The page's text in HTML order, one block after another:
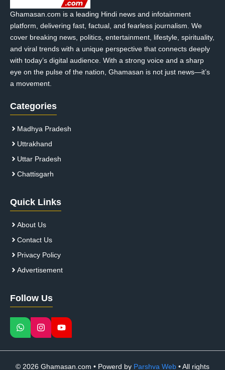
Ghamasan.com is a leading Hindi news and infotainment
platform, delivering fast, factual, and fearless journalism. We
cover breaking news, politics, entertainment, lifestyle, spirituality,
and viral trends with a unique perspective that connects deeply
with today’s digital audience. With a strong voice and a sharp
eye on the pulse of the nation, Ghamasan is not just news—it’s
a movement.
Categories
Madhya Pradesh
Uttrakhand
Uttar Pradesh
Chattisgarh
Quick Links
About Us
Contact Us
Privacy Policy
Advertisement
Follow Us
© 2026 Ghamasan.com • Powerd by Parshva Web • All rights